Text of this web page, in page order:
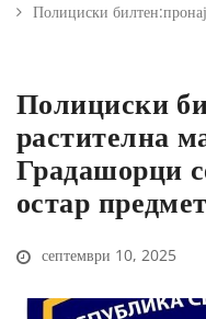
Полициски
Полициски
растителна
Градашорци
остар предмет
септември 10, 2025